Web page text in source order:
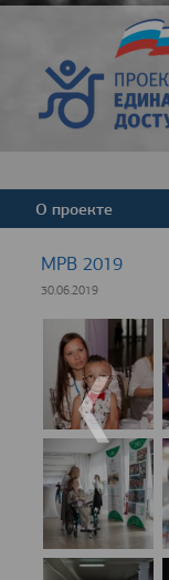
О проекте
МРВ 2019
30.06.2019